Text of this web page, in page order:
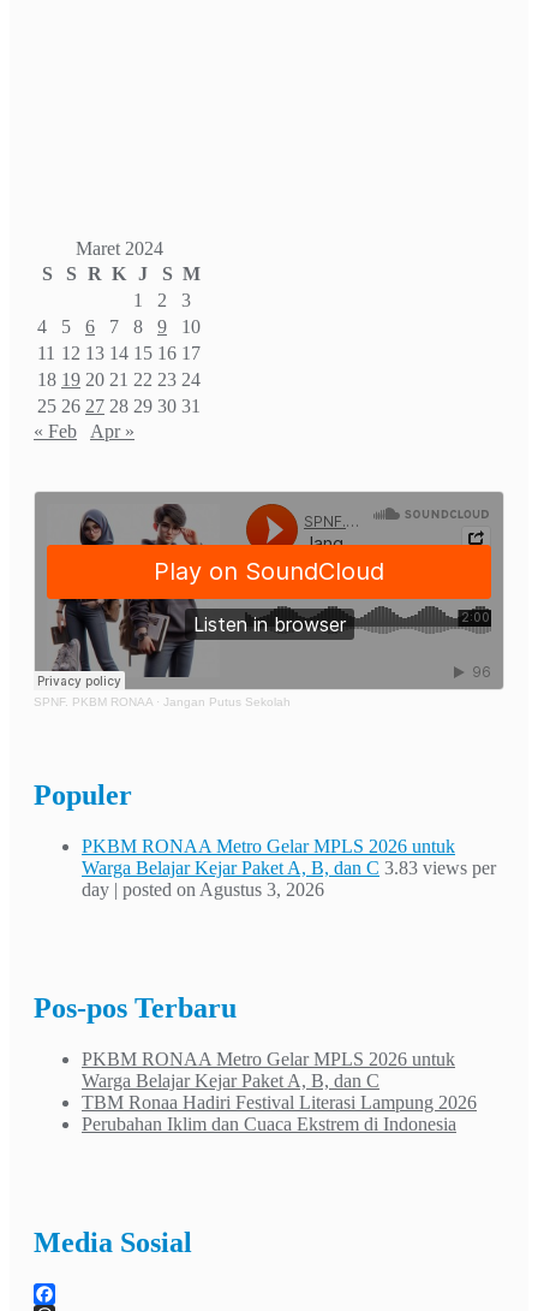
Maret 2024
S
S R K J S M
1
2
3
4
5 6 7 8 9
10
11 12 13 14 15 16 17
18 19 20 21 22 23 24
25 26 27 28 29 30 31
« Feb
Apr »
SPNF. PKBM RONAA · Jangan Putus Sekolah
Populer
PKBM RONAA Metro Gelar MPLS 2026 untuk
Warga Belajar Kejar Paket A, B, dan C 3.83 views per
day | posted on Agustus 3, 2026
Pos-pos Terbaru
PKBM RONAA Metro Gelar MPLS 2026 untuk
Warga Belajar Kejar Paket A, B, dan C
TBM Ronaa Hadiri Festival Literasi Lampung 2026
Perubahan Iklim dan Cuaca Ekstrem di Indonesia
Media Sosial